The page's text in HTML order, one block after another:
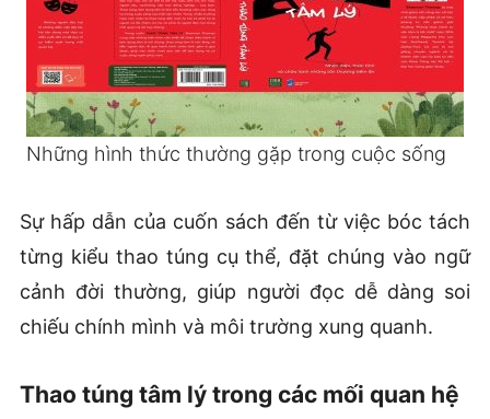
Những hình thức thường gặp trong cuộc sống
Sự hấp dẫn của cuốn sách đến từ việc bóc tách
từng kiểu thao túng cụ thể, đặt chúng vào ngữ
cảnh đời thường, giúp người đọc dễ dàng soi
chiếu chính mình và môi trường xung quanh.
Thao túng tâm lý trong các mối quan hệ